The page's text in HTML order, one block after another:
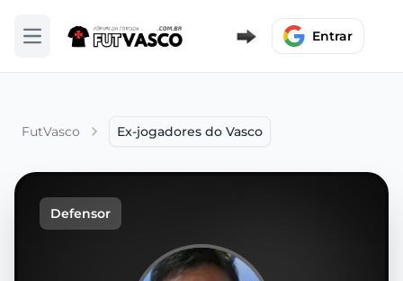
Abrir menu Entrar
FutVasco Ex-jogadores do Vasco
Defensor